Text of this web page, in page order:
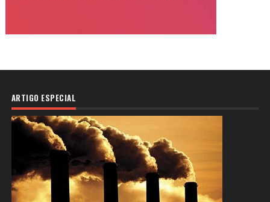
ARTIGO ESPECIAL